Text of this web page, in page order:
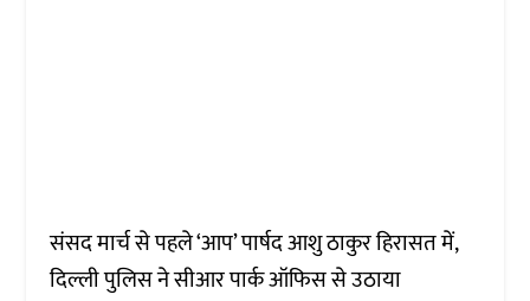
संसद मार्च से पहले ‘आप’ पार्षद आशु ठाकुर हिरासत में,
दिल्ली पुलिस ने सीआर पार्क ऑफिस से उठाया